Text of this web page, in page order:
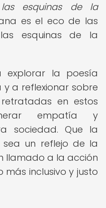
esquinas de la
es el eco de las
esquinas de la
la poesía
a reflexionar sobre
en estos
empatía y
sociedad. Que la
un reflejo de la
llamado a la acción
inclusivo y justo